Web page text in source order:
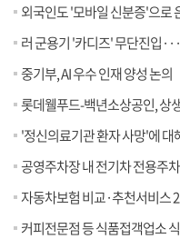
외국인도 '모바일 신분증'으로
러 군용기 '카디즈' 무단진입
중기부, AI 우수 인재 양성 논의
롯데웰푸드-백년소상공인, 상
'정신의료기관 환자 사망'에 대
공영주차장 내 전기차 전용주차
자동차보험 비교·추천서비스
커피전문점 등 식품접객업소 식